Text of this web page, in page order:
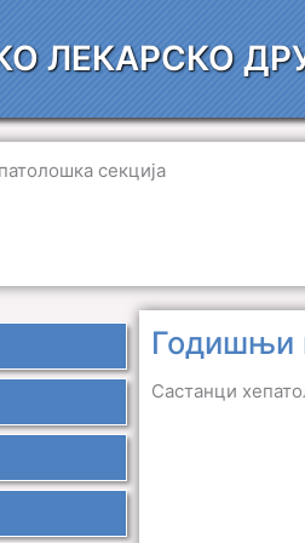
ЛЕКАРСКО
секција
Годишњи
Састанци